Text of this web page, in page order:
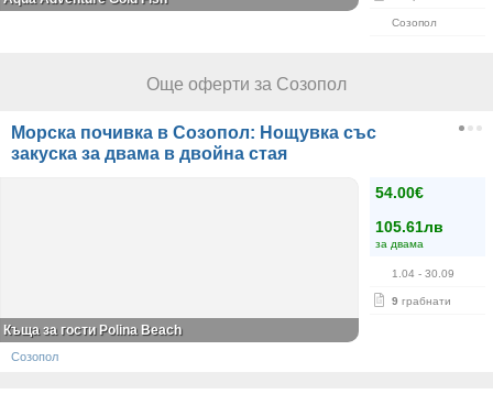
Созопол
Още оферти за Созопол
Морска почивка в Созопол: Нощувка със
закуска за двама в двойна стая
54.00€
105.61лв
за двама
1.04 - 30.09
9 грабнати
Къща за гости Polina Beach
Созопол